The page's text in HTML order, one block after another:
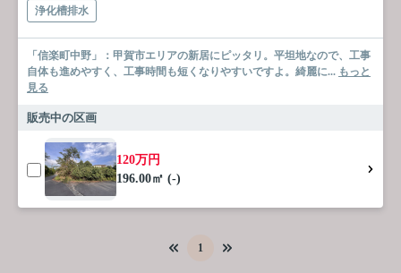
浄化槽排水
「信楽町中野」：甲賀市エリアの新居にピッタリ。平坦地なので、工事
自体も進めやすく、工事時間も短くなりやすいですよ。綺麗に... もっと
見る
販売中の区画
120万円
196.00㎡ (-)
1